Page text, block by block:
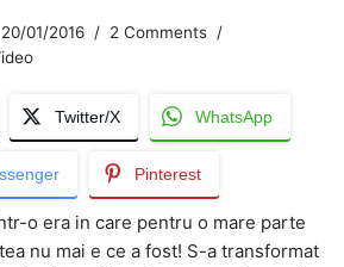
20/01/2016
2 Comments
Twitter/X WhatsApp
Pinterest
o era in care pentru o mare parte
nu mai e ce a fost! S-a transformat